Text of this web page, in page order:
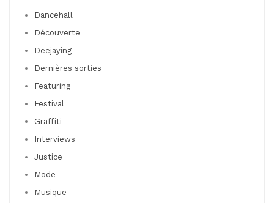
Dancehall
Découverte
Deejaying
Dernières sorties
Featuring
Festival
Graffiti
Interviews
Justice
Mode
Musique